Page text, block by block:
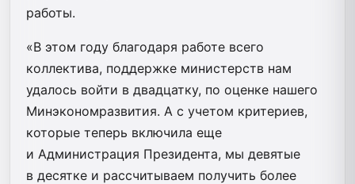
работы.
«В этом году благодаря работе всего
коллектива, поддержке министерств нам
удалось войти в двадцатку, по оценке нашего
Минэкономразвития. А с учетом критериев,
которые теперь включила еще
и Администрация Президента, мы девятые
в десятке и рассчитываем получить более